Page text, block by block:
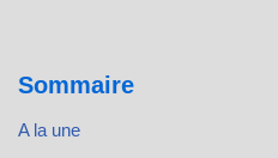
Sommaire
A la une